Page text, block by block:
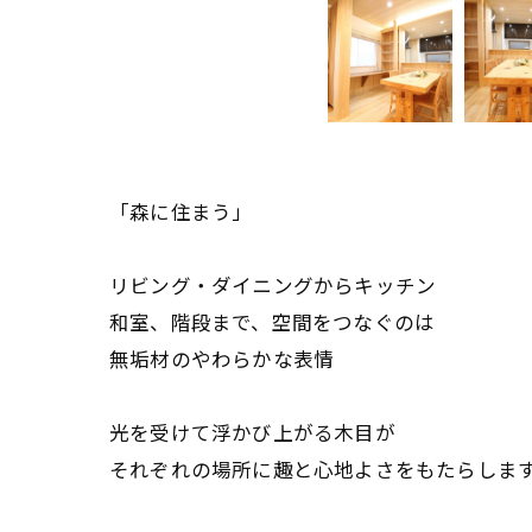
「森に住まう」
リビング・ダイニングからキッチン
和室、階段まで、空間をつなぐのは
無垢材のやわらかな表情
光を受けて浮かび上がる木目が
それぞれの場所に趣と心地よさをもたらしま